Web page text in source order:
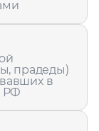
прадеды)
в
РФ